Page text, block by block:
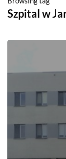
Szpital w